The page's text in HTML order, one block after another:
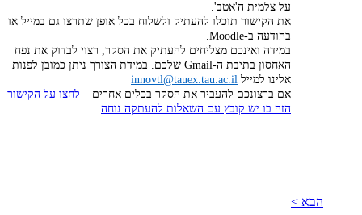
על צלמית ה'אטב'.
את הקישור תוכלו להעתיק ולשלוח בכל אופן שתרצו גם במייל או
בהודעה ב-Moodle.
במידה ואינכם מצליחים להעתיק את הסקר, רצוי לבדוק את נפח
האחסון בתיבת ה-Gmail שלכם. במידת הצורך ניתן כמובן לפנות
אלינו למייל innovtl@tauex.tau.ac.il
אם ברצונכם להעביר את הסקר בכלים אחרים – לחצו על הקישור
הזה בו יש קובץ עם השאלות להעתקה נוחה.
הבא >